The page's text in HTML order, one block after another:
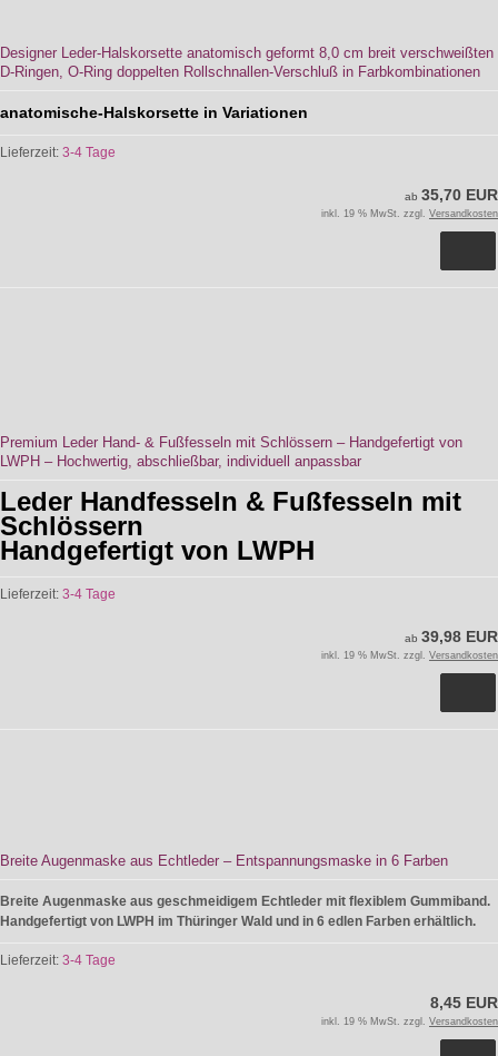
Designer Leder-Halskorsette anatomisch geformt 8,0 cm breit verschweißten
D-Ringen, O-Ring doppelten Rollschnallen-Verschluß in Farbkombinationen
anatomische-Halskorsette in Variationen
Lieferzeit: 3-4 Tage
ab 35,70 EUR
inkl. 19 % MwSt. zzgl. Versandkosten
Premium Leder Hand- & Fußfesseln mit Schlössern – Handgefertigt von
LWPH – Hochwertig, abschließbar, individuell anpassbar
Leder Handfesseln & Fußfesseln mit
Schlössern
Handgefertigt von LWPH
Lieferzeit: 3-4 Tage
ab 39,98 EUR
inkl. 19 % MwSt. zzgl. Versandkosten
Breite Augenmaske aus Echtleder – Entspannungsmaske in 6 Farben
Breite Augenmaske aus geschmeidigem Echtleder mit flexiblem Gummiband.
Handgefertigt von LWPH im Thüringer Wald und in 6 edlen Farben erhältlich.
Lieferzeit: 3-4 Tage
8,45 EUR
inkl. 19 % MwSt. zzgl. Versandkosten